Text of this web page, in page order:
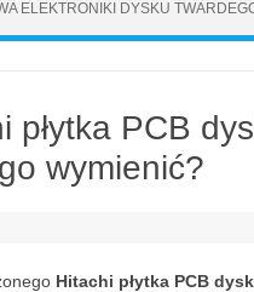
ELEKTRONIKI DYSKU
płytka PCB
wymienić?
Hitachi płytka PCB